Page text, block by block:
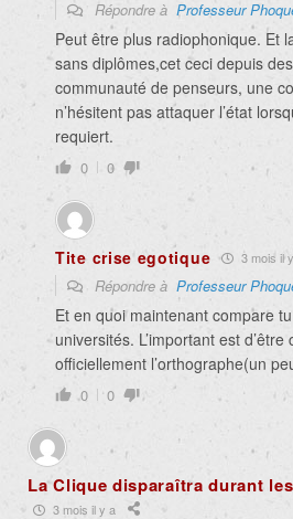
Répondre à Professeur
Peut être plus radiophonique. Et
sans diplômes,cet ceci depuis
communauté de penseurs, une
n’hésitent pas attaquer l’état
requiert.
0 0
Tite crise egotique 3 mois il
Répondre à Professeur
Et en quoi maintenant compare
universités. L’important est
officiellement l’orthographe(un
0 0
La Clique disparaîtra durant
3 mois il y a